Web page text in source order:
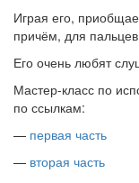
Играя его,
причём, для
Его очень любят
Мастер-класс по
по ссылкам:
— первая часть
— вторая часть